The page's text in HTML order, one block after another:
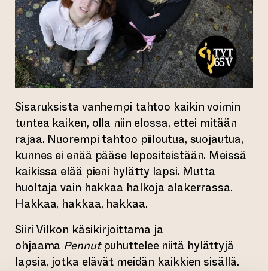
Sisaruksista vanhempi tahtoo kaikin voimin
tuntea kaiken, olla niin elossa, ettei mitään
rajaa. Nuorempi tahtoo piiloutua, suojautua,
kunnes ei enää pääse lepositeistään. Meissä
kaikissa elää pieni hylätty lapsi. Mutta
huoltaja vain hakkaa halkoja alakerrassa.
Hakkaa, hakkaa, hakkaa.
Siiri Vilkon käsikirjoittama ja
ohjaama Pennutpuhuttelee niitä hylättyjä
lapsia, jotka elävät meidän kaikkien sisällä.